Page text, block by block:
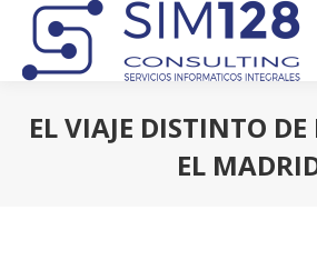
EL VIAJE DISTINTO
EL